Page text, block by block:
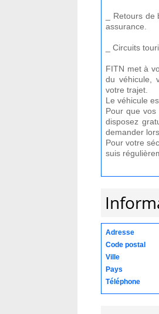
_ Retours
assurance.
_ Circuits
FITN met à
du véhicule,
votre trajet.
Le véhicule
Pour que
disposez
demander
Pour votre
suis
Adresse
Code postal
Ville
Pays
Téléphone